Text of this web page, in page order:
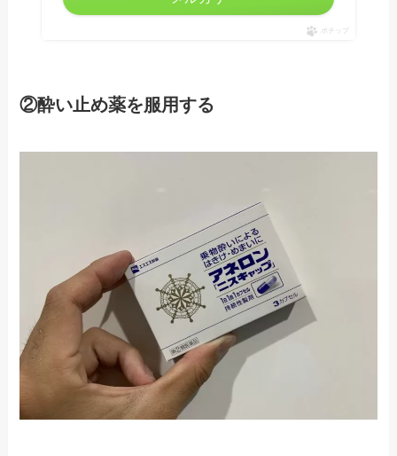
ポチップ
②酔い止め薬を服用する